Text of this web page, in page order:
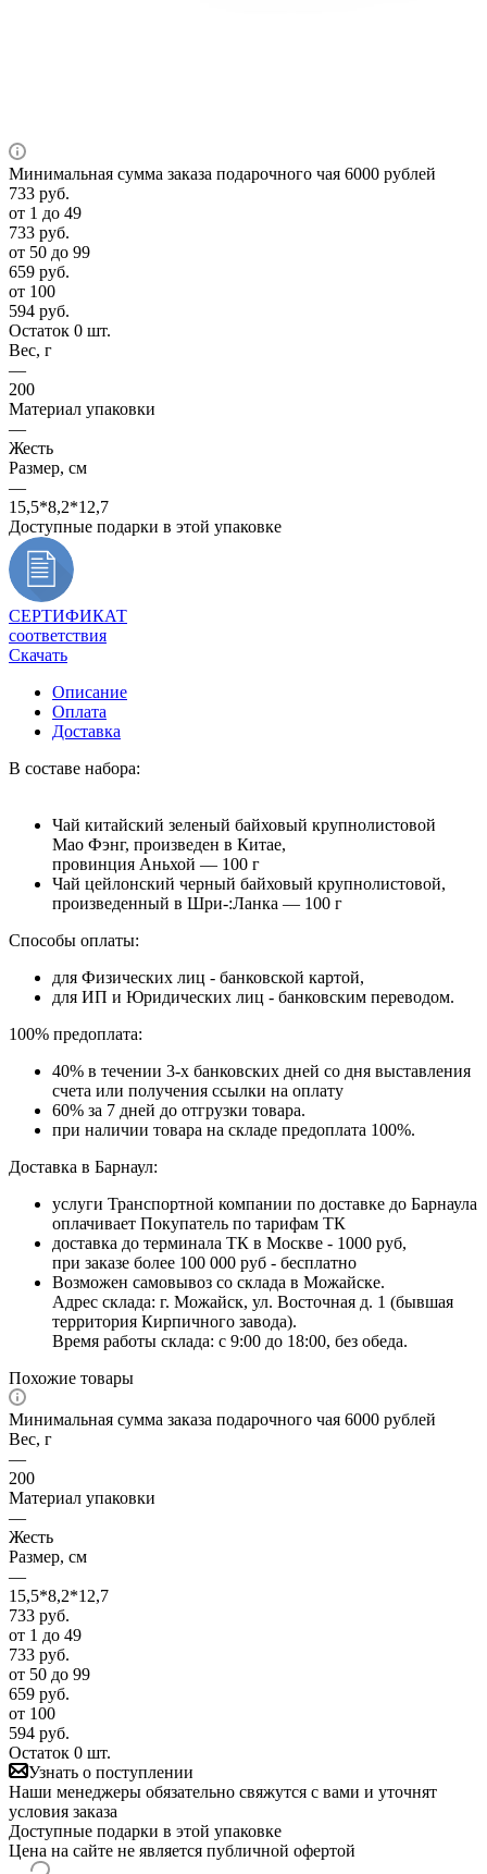
Минимальная сумма заказа подарочного чая 6000 рублей
733 руб.
от 1 до 49
733 руб.
от 50 до 99
659 руб.
от 100
594 руб.
Остаток 0 шт.
Вес, г
—
200
Материал упаковки
—
Жесть
Размер, см
—
15,5*8,2*12,7
Доступные подарки в этой упаковке
СЕРТИФИКАТ
соответствия
Скачать
Описание
Оплата
Доставка
В составе набора:
Чай китайский зеленый байховый крупнолистовой
Мао Фэнг, произведен в Китае,
провинция Аньхой — 100 г
Чай цейлонский черный байховый крупнолистовой,
произведенный в Шри‑:Ланка — 100 г
Способы оплаты:
для Физических лиц - банковской картой,
для ИП и Юридических лиц - банковским переводом.
100% предоплата:
40% в течении 3-х банковских дней со дня выставления
счета или получения ссылки на оплату
60% за 7 дней до отгрузки товара.
при наличии товара на складе предоплата 100%.
Доставка в Барнаул:
услуги Транспортной компании по доставке до Барнаула
оплачивает Покупатель по тарифам ТК
доставка до терминала ТК в Москве - 1000 руб,
при заказе более 100 000 руб - бесплатно
Возможен самовывоз со склада в Можайске.
Адрес склада: г. Можайск, ул. Восточная д. 1 (бывшая
территория Кирпичного завода).
Время работы склада: с 9:00 до 18:00, без обеда.
Похожие товары
Минимальная сумма заказа подарочного чая 6000 рублей
Вес, г
—
200
Материал упаковки
—
Жесть
Размер, см
—
15,5*8,2*12,7
733 руб.
от 1 до 49
733 руб.
от 50 до 99
659 руб.
от 100
594 руб.
Остаток 0 шт.
Узнать о поступлении
Наши менеджеры обязательно свяжутся с вами и уточнят
условия заказа
Доступные подарки в этой упаковке
Цена на сайте не является публичной офертой